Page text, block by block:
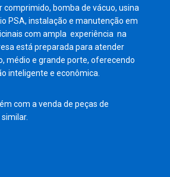
comprimido, bomba de vácuo, usina
PSA, instalação e manutenção em
com ampla experiência na
está preparada para atender
médio e grande porte, oferecendo
inteligente e econômica.
com a venda de peças de